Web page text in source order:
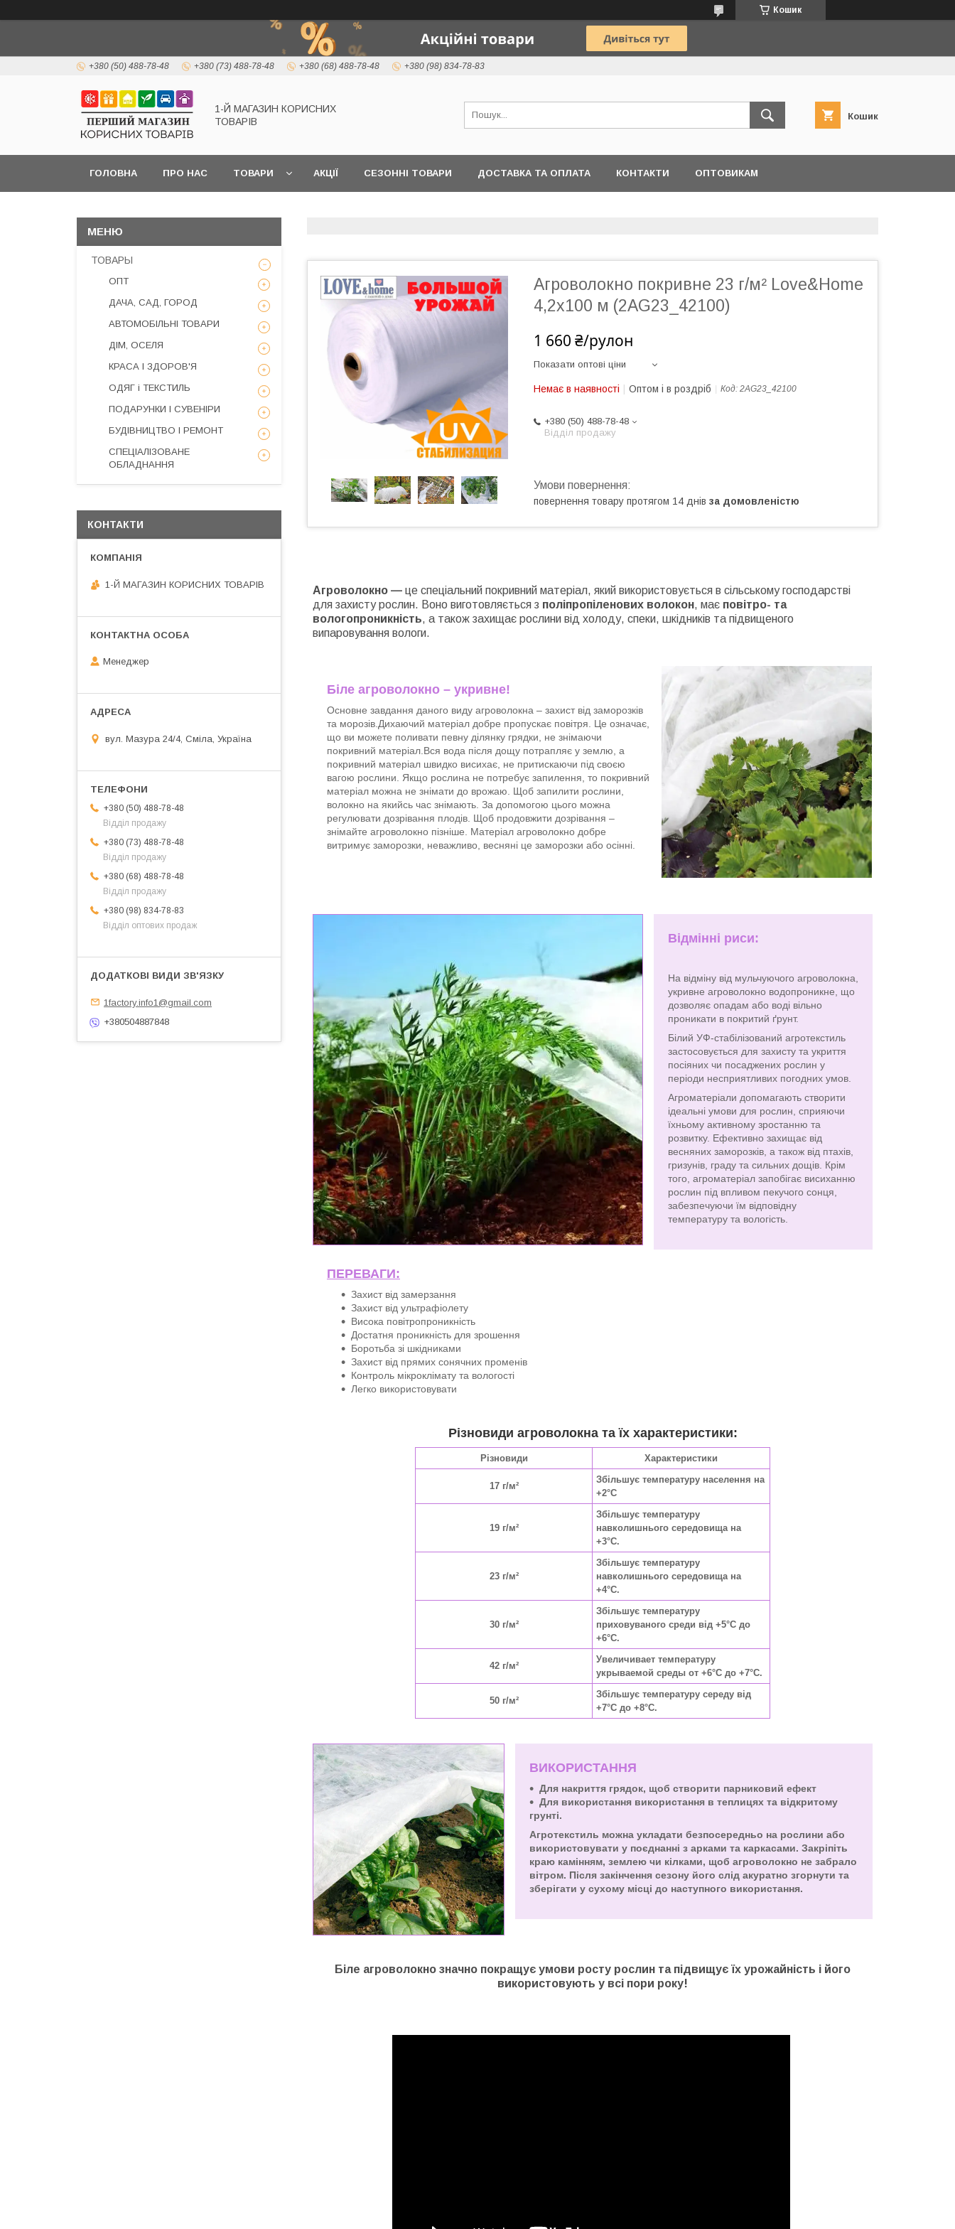
Кошик
+380 (50) 488-78-48 +380 (73) 488-78-48 +380 (68) 488-78-48 +380 (98) 834-78-83
1-Й МАГАЗИН КОРИСНИХ
ТОВАРІВ
Кошик
ГОЛОВНА ПРО НАС ТОВАРИ АКЦІЇ СЕЗОННІ ТОВАРИ ДОСТАВКА ТА ОПЛАТА КОНТАКТИ ОПТОВИКАМ
Агроволокно покривне 23 г/м² Love&Home
4,2х100 м (2AG23_42100)
1 660 ₴/рулон
Показати оптові ціни
Немає в наявності Оптом і в роздріб Код: 2AG23_42100
+380 (50) 488-78-48
Відділ продажу
повернення товару протягом 14 днів за домовленістю
Агроволокно — це спеціальний покривний матеріал, який використовується в сільському господарстві
для захисту рослин. Воно виготовляється з поліпропіленових волокон, має повітро- та
вологопроникність, а також захищає рослини від холоду, спеки, шкідників та підвищеного
випаровування вологи.
Біле агроволокно – укривне!
Основне завдання даного виду агроволокна – захист від заморозків
та морозів.Дихаючий матеріал добре пропускає повітря. Це означає,
що ви можете поливати певну ділянку грядки, не знімаючи
покривний матеріал.Вся вода після дощу потрапляє у землю, а
покривний матеріал швидко висихає, не притискаючи під своєю
вагою рослини. Якщо рослина не потребує запилення, то покривний
матеріал можна не знімати до врожаю. Щоб запилити рослини,
волокно на якийсь час знімають. За допомогою цього можна
регулювати дозрівання плодів. Щоб продовжити дозрівання –
знімайте агроволокно пізніше. Матеріал агроволокно добре
витримує заморозки, неважливо, весняні це заморозки або осінні.
Відмінні риси:
На відміну від мульчуючого агроволокна,
укривне агроволокно водопроникне, що
дозволяє опадам або воді вільно
проникати в покритий ґрунт.
Білий УФ-стабілізований агротекстиль
застосовується для захисту та укриття
посіяних чи посаджених рослин у
періоди несприятливих погодних умов.
Агроматеріали допомагають створити
ідеальні умови для рослин, сприяючи
їхньому активному зростанню та
розвитку. Ефективно захищає від
весняних заморозків, а також від птахів,
гризунів, граду та сильних дощів. Крім
того, агроматеріал запобігає висиханню
рослин під впливом пекучого сонця,
забезпечуючи їм відповідну
температуру та вологість.
ПЕРЕВАГИ:
Захист від замерзання
Захист від ультрафіолету
Висока повітропроникність
Достатня проникність для зрошення
Боротьба зі шкідниками
Захист від прямих сонячних променів
Контроль мікроклімату та вологості
Легко використовувати
Різновиди агроволокна та їх характеристики:
Різновиди Характеристики
17 г/м²
Збільшує температуру населення на
+2°C
19 г/м²
Збільшує температуру
навколишнього середовища на
+3°C.
23 г/м²
Збільшує температуру
навколишнього середовища на
+4°C.
30 г/м²
Збільшує температуру
приховуваного среди від +5°C до
+6°C.
42 г/м²
Увеличивает температуру
укрываемой среды от +6°C до +7°C.
50 г/м²
Збільшує температуру середу від
+7°C до +8°C.
ВИКОРИСТАННЯ
Для накриття грядок, щоб створити парниковий ефект
Для використання використання в теплицях та відкритому
грунті.
Агротекстиль можна укладати безпосередньо на рослини або
використовувати у поєднанні з арками та каркасами. Закріпіть
краю камінням, землею чи кілками, щоб агроволокно не забрало
вітром. Після закінчення сезону його слід акуратно згорнути та
зберігати у сухому місці до наступного використання.
Біле агроволокно значно покращує умови росту рослин та підвищує їх урожайність і його
використовують у всі пори року!
ТОВАРЫ
ОПТ
ДАЧА, САД, ГОРОД
АВТОМОБІЛЬНІ ТОВАРИ
ДІМ, ОСЕЛЯ
КРАСА І ЗДОРОВ'Я
ОДЯГ і ТЕКСТИЛЬ
ПОДАРУНКИ І СУВЕНІРИ
БУДІВНИЦТВО І РЕМОНТ
СПЕЦІАЛІЗОВАНЕ
ОБЛАДНАННЯ
КОНТАКТИ
1-Й МАГАЗИН КОРИСНИХ ТОВАРІВ
Менеджер
вул. Мазура 24/4, Сміла, Україна
+380 (50) 488-78-48
Відділ продажу
+380 (73) 488-78-48
Відділ продажу
+380 (68) 488-78-48
Відділ продажу
+380 (98) 834-78-83
Відділ оптових продаж
1factory.info1@gmail.com
+380504887848